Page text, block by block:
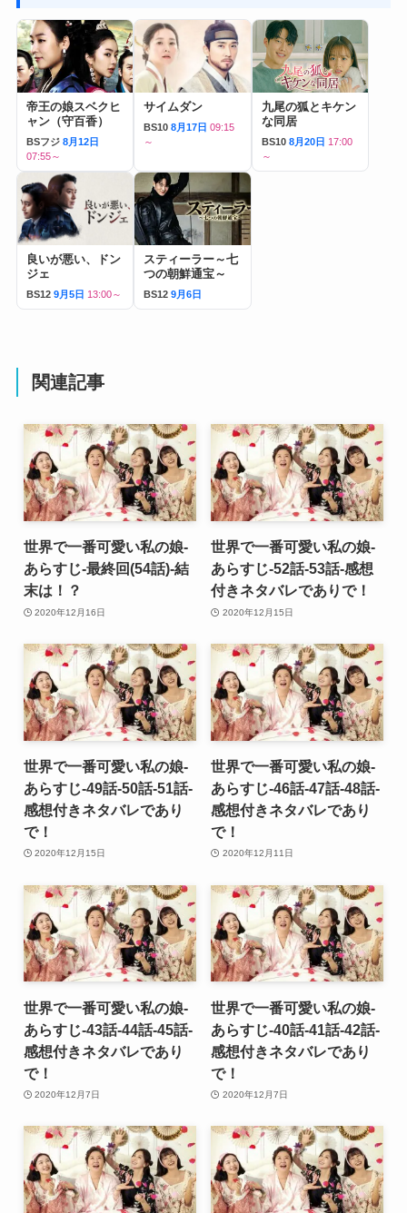
帝王の娘スベクヒ
ャン（守百香）
BSフジ 8月12日
07:55～
サイムダン
BS10 8月17日 09:15
～
九尾の狐とキケン
な同居
BS10 8月20日 17:00
～
良いが悪い、ドン
ジェ
BS12 9月5日 13:00～
スティーラー～七
つの朝鮮通宝～
BS12 9月6日
関連記事
世界で一番可愛い私の娘-
あらすじ-最終回(54話)-結
末は！？
2020年12月16日
世界で一番可愛い私の娘-
あらすじ-52話-53話-感想
付きネタバレでありで！
2020年12月15日
世界で一番可愛い私の娘-
あらすじ-49話-50話-51話-
感想付きネタバレであり
で！
2020年12月15日
世界で一番可愛い私の娘-
あらすじ-46話-47話-48話-
感想付きネタバレであり
で！
2020年12月11日
世界で一番可愛い私の娘-
あらすじ-43話-44話-45話-
感想付きネタバレであり
で！
2020年12月7日
世界で一番可愛い私の娘-
あらすじ-40話-41話-42話-
感想付きネタバレであり
で！
2020年12月7日